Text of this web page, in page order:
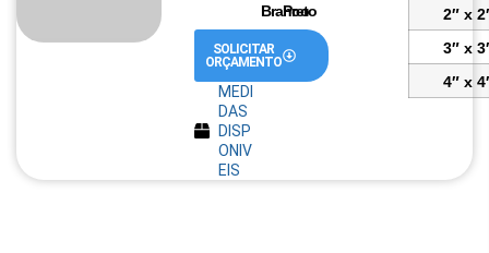
Branco
Preto
SOLICITAR
ORÇAMENTO
MEDI
DAS
DISP
ONIV
EIS
2″ x
3″ x
4″ x